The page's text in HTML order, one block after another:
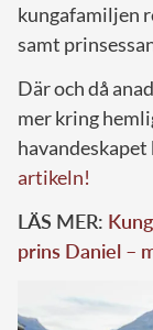
kungafamiljen
samt
Där och då
mer kring
havandeskapet
artikeln!
LÄS MER:
prins Daniel –